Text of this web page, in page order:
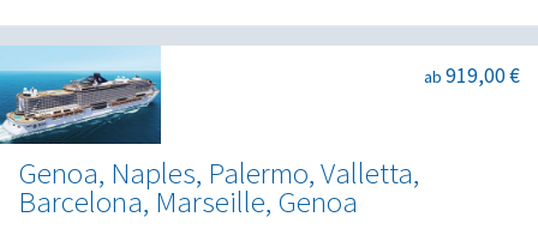
Genoa, Naples, Palermo, Valletta,
Barcelona, Marseille, Genoa
ab 919,00 €